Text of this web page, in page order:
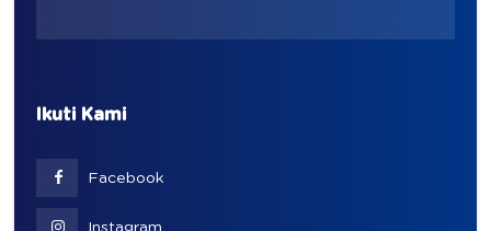
Ikuti Kami
Facebook